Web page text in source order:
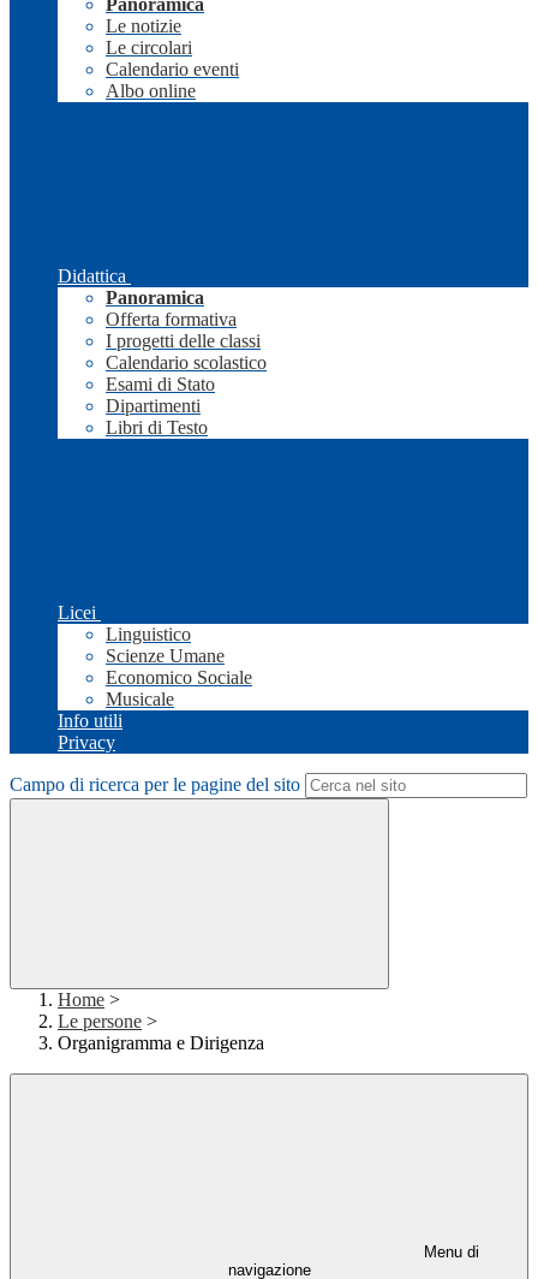
Panoramica
Le notizie
Le circolari
Calendario eventi
Albo online
Didattica
Panoramica
Offerta formativa
I progetti delle classi
Calendario scolastico
Esami di Stato
Dipartimenti
Libri di Testo
Licei
Linguistico
Scienze Umane
Economico Sociale
Musicale
Info utili
Privacy
Campo di ricerca per le pagine del sito
Home >
Le persone >
Organigramma e Dirigenza
Menu di
navigazione